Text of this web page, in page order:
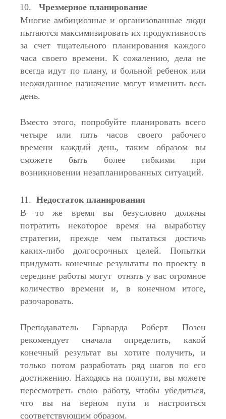
Чрезмерное планирование
Многие амбициозные и организованные люди
пытаются максимизировать их продуктивность
за счет тщательного планирования каждого
часа своего времени. К сожалению, дела не
всегда идут по плану, и больной ребенок или
неожиданное назначение могут изменить весь
день.
Вместо этого, попробуйте планировать всего
четыре или пять часов своего рабочего
времени каждый день, таким образом вы
сможете быть более гибкими при
возникновении незапланированных ситуаций.
Недостаток планирования
В то же время вы безусловно должны
потратить некоторое время на выработку
стратегии, прежде чем пытаться достичь
каких-либо долгосрочных целей. Попытки
придумать конечные результаты по проекту в
середине работы могут отнять у вас огромное
количество времени и, в конечном итоге,
разочаровать.
Преподаватель Гарварда Роберт Позен
рекомендует сначала определить, какой
конечный результат вы хотите получить, и
только потом разработать ряд шагов по его
достижению. Находясь на полпути, вы можете
пересмотреть свою работу, чтобы убедиться,
что вы на верном пути и настроиться
соответствующим образом.